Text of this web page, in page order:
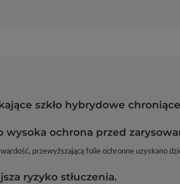
szkło hybrydowe
wysoka ochrona przed
twardość, przewyższającą folie ochronne uzyskano
ryzyko stłuczenia.